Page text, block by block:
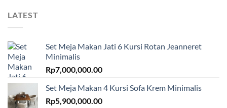
LATEST
Set Meja Makan Jati 6 Kursi Rotan Jeanneret
Minimalis
Rp7,000,000.00
Set Meja Makan 4 Kursi Sofa Krem Minimalis
Rp5,900,000.00